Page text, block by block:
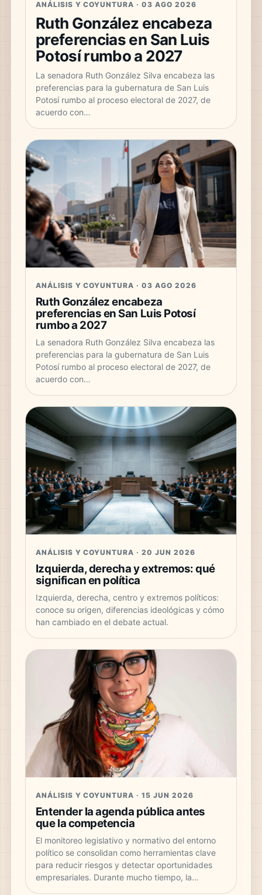
ANÁLISIS Y COYUNTURA · 03 AGO 2026
Ruth González encabeza
preferencias en San Luis
Potosí rumbo a 2027
La senadora Ruth González Silva encabeza las
preferencias para la gubernatura de San Luis
Potosí rumbo al proceso electoral de 2027, de
acuerdo con…
ANÁLISIS Y COYUNTURA · 03 AGO 2026
Ruth González encabeza
preferencias en San Luis Potosí
rumbo a 2027
La senadora Ruth González Silva encabeza las
preferencias para la gubernatura de San Luis
Potosí rumbo al proceso electoral de 2027, de
acuerdo con…
ANÁLISIS Y COYUNTURA · 20 JUN 2026
Izquierda, derecha y extremos: qué
significan en política
Izquierda, derecha, centro y extremos políticos:
conoce su origen, diferencias ideológicas y cómo
han cambiado en el debate actual.
ANÁLISIS Y COYUNTURA · 15 JUN 2026
Entender la agenda pública antes
que la competencia
El monitoreo legislativo y normativo del entorno
político se consolidan como herramientas clave
para reducir riesgos y detectar oportunidades
empresariales. Durante mucho tiempo, la…